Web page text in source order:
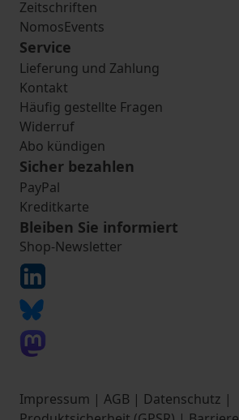
Zeitschriften
NomosEvents
Service
Lieferung und Zahlung
Kontakt
Häufig gestellte Fragen
Widerruf
Abo kündigen
Sicher bezahlen
PayPal
Kreditkarte
Bleiben Sie informiert
Shop-Newsletter
Impressum | AGB | Datenschutz |